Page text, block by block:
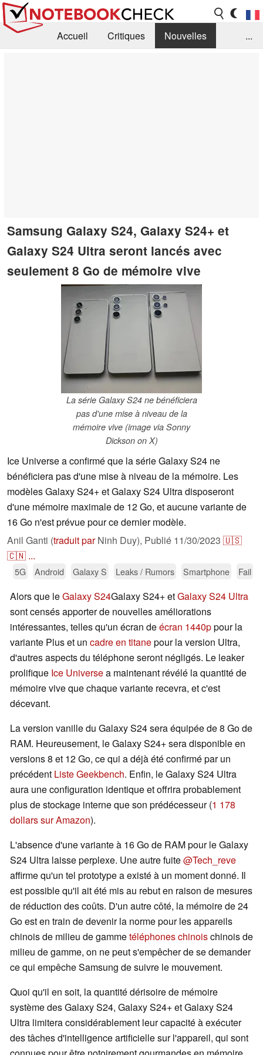
Accueil Critiques
Nouvelles
...
Samsung Galaxy S24, Galaxy S24+ et
Galaxy S24 Ultra seront lancés avec
seulement 8 Go de mémoire vive
La série Galaxy S24 ne bénéficiera
pas d'une mise à niveau de la
mémoire vive (image via Sonny
Dickson on X)
Ice Universe a confirmé que la série Galaxy S24 ne
bénéficiera pas d'une mise à niveau de la mémoire. Les
modèles Galaxy S24+ et Galaxy S24 Ultra disposeront
d'une mémoire maximale de 12 Go, et aucune variante de
16 Go n'est prévue pour ce dernier modèle.
Anil Ganti (traduit parNinh Duy), Publié 11/30/2023 🇺🇸
🇨🇳 ...
5G Android Galaxy S Leaks / Rumors Smartphone Fail
Alors que leGalaxy S24Galaxy S24+ etGalaxy S24 Ultra
sont censés apporter de nouvelles améliorations
intéressantes, telles qu'un écran deécran 1440ppour la
variante Plus et un cadre en titanepour la version Ultra,
d'autres aspects du téléphone seront négligés. Le leaker
prolifique Ice Universea maintenant révélé la quantité de
mémoire vive que chaque variante recevra, et c'est
décevant.
La version vanille du Galaxy S24 sera équipée de 8 Go de
RAM. Heureusement, le Galaxy S24+ sera disponible en
versions 8 et 12 Go, ce qui a déjà été confirmé par un
précédent Liste Geekbench. Enfin, le Galaxy S24 Ultra
aura une configuration identique et offrira probablement
plus de stockage interne que son prédécesseur (1 178
dollars sur Amazon).
L'absence d'une variante à 16 Go de RAM pour le Galaxy
S24 Ultra laisse perplexe. Une autre fuite@Tech_reve
affirme qu'un tel prototype a existé à un moment donné. Il
est possible qu'il ait été mis au rebut en raison de mesures
de réduction des coûts. D'un autre côté, la mémoire de 24
Go est en train de devenir la norme pour les appareils
chinois de milieu de gammetéléphones chinoischinois de
milieu de gamme, on ne peut s'empêcher de se demander
ce qui empêche Samsung de suivre le mouvement.
Quoi qu'il en soit, la quantité dérisoire de mémoire
système des Galaxy S24, Galaxy S24+ et Galaxy S24
Ultra limitera considérablement leur capacité à exécuter
des tâches d'intelligence artificielle sur l'appareil, qui sont